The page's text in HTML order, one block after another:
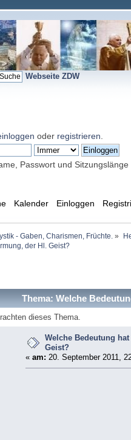
Webseite ZDW
oder registrieren
Passwort und Sitzungslänge
Kalender Einloggen
- Gaben, Charismen, Früchte. »
der Hl. Geist?
Thema: Welche
dieses Thema.
Welche Bedeutung
Geist?
« am: 20. September 2011,